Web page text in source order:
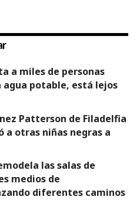
a miles de personas
agua potable, está lejos
Patterson de Filadelfia
a otras niñas negras a
las salas de
medios de
diferentes caminos